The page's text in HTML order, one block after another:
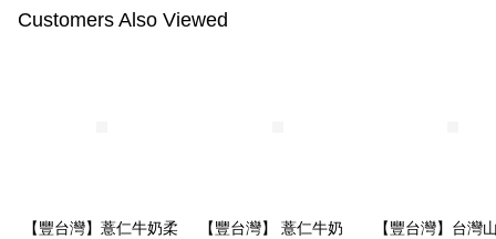
代金納付期限は最短で 14 日以内ですので、ご注意ください。AFTEE アプ
二、支払い限度額
Customers Also Viewed
【豐台灣】薏仁牛奶柔
【豐台灣】 薏仁牛奶
【豐台灣】台灣